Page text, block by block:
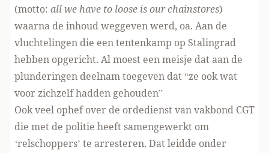
(motto: all we have to loose is our chainstores)
waarna de inhoud weggeven werd, oa. Aan de
vluchtelingen die een tentenkamp op Stalingrad
hebben opgericht. Al moest een meisje dat aan de
plunderingen deelnam toegeven dat “ze ook wat
voor zichzelf hadden gehouden”
Ook veel ophef over de ordedienst van vakbond CGT
die met de politie heeft samengewerkt om
‘relschoppers’ te arresteren. Dat leidde onder